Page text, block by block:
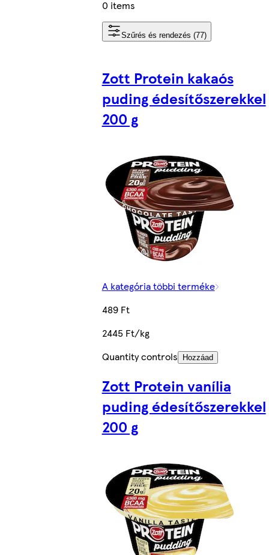
0 items
Szűrés és rendezés (77)
Zott Protein kakaós
puding édesítőszerekkel
200 g
A kategória többi terméke
489 Ft
2445 Ft/kg
Quantity controls
Hozzáad
Zott Protein vanília
puding édesítőszerekkel
200 g